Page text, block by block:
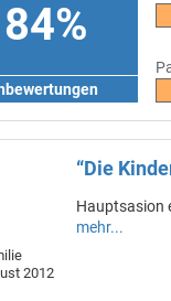
2012
“Die
Hauptsasion
mehr...